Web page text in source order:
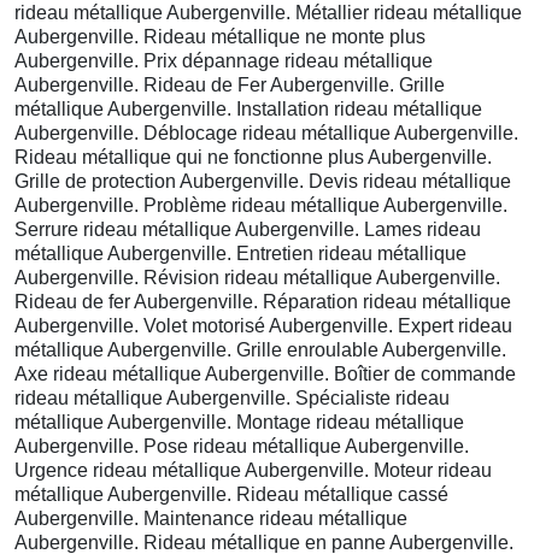
rideau métallique Aubergenville. Métallier rideau métallique
Aubergenville. Rideau métallique ne monte plus
Aubergenville. Prix dépannage rideau métallique
Aubergenville. Rideau de Fer Aubergenville. Grille
métallique Aubergenville. Installation rideau métallique
Aubergenville. Déblocage rideau métallique Aubergenville.
Rideau métallique qui ne fonctionne plus Aubergenville.
Grille de protection Aubergenville. Devis rideau métallique
Aubergenville. Problème rideau métallique Aubergenville.
Serrure rideau métallique Aubergenville. Lames rideau
métallique Aubergenville. Entretien rideau métallique
Aubergenville. Révision rideau métallique Aubergenville.
Rideau de fer Aubergenville. Réparation rideau métallique
Aubergenville. Volet motorisé Aubergenville. Expert rideau
métallique Aubergenville. Grille enroulable Aubergenville.
Axe rideau métallique Aubergenville. Boîtier de commande
rideau métallique Aubergenville. Spécialiste rideau
métallique Aubergenville. Montage rideau métallique
Aubergenville. Pose rideau métallique Aubergenville.
Urgence rideau métallique Aubergenville. Moteur rideau
métallique Aubergenville. Rideau métallique cassé
Aubergenville. Maintenance rideau métallique
Aubergenville. Rideau métallique en panne Aubergenville.